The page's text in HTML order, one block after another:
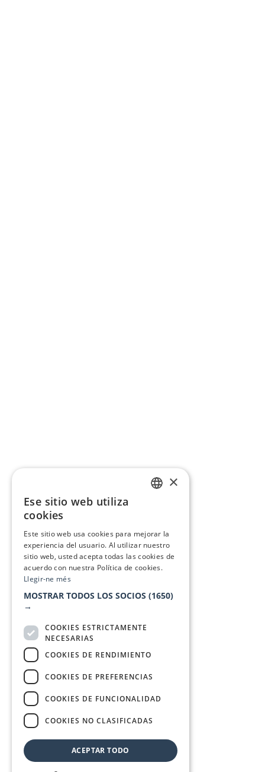
×
Ese sitio web utiliza
cookies
Este sitio web usa cookies para mejorar la
experiencia del usuario. Al utilizar nuestro
sitio web, usted acepta todas las cookies de
acuerdo con nuestra Política de cookies.
Llegir-ne més
MOSTRAR TODOS LOS SOCIOS (1650)
→
COOKIES ESTRICTAMENTE
NECESARIAS
COOKIES DE RENDIMIENTO
COOKIES DE PREFERENCIAS
COOKIES DE FUNCIONALIDAD
COOKIES NO CLASIFICADAS
ACEPTAR TODO